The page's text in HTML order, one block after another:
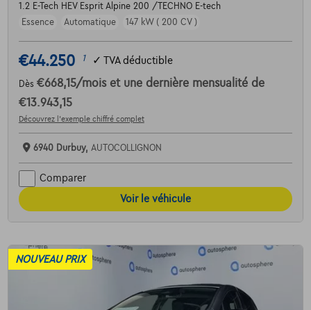
1.2 E-Tech HEV Esprit Alpine 200 /TECHNO E-tech
Essence
Automatique 147 kW ( 200 CV )
€44.250 1 ✓ TVA déductible
Dès €668,15/mois et une dernière mensualité de
€13.943,15
Découvrez l’exemple chiffré complet
6940 Durbuy, AUTOCOLLIGNON
Comparer
Voir le véhicule
NOUVEAU PRIX